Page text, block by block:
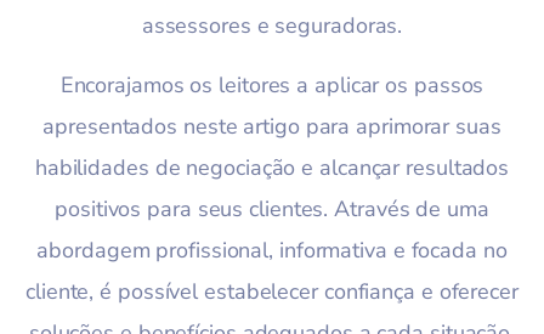
assessores e seguradoras.
Encorajamos os leitores a aplicar os passos
apresentados neste artigo para aprimorar suas
habilidades de negociação e alcançar resultados
positivos para seus clientes. Através de uma
abordagem profissional, informativa e focada no
cliente, é possível estabelecer confiança e oferecer